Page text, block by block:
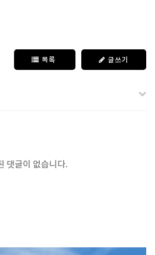
목록 글쓰기
댓글이 없습니다.